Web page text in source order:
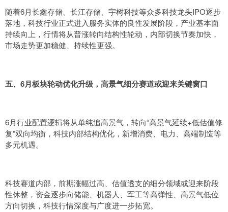
随着6月长鑫存储、长江存储、宇树科技等众多科技龙头IPO逐步
落地，科技行业正式进入服务实体的良性发展阶段，产业基本面
持续向上，行情将从普涨转向结构性轮动，内部切换节奏加快，
市场走势更加稳健、持续性更强。
五、6月板块轮动优化升级，高景气细分赛道或迎来关键窗口
6月行业配置逻辑将从单纯追高景气，转向“高景气延续+低估值修
复”双向均衡，科技内部结构优化，新增消费、电力、高端制造等
多元机遇。
科技赛道内部，前期涨幅过高、估值透支的细分领域或迎来阶段
性休整，资金逐步向储能、机器人、军工等高弹性、高景气低位
方向切换，科技行情深度与广度进一步拓宽。